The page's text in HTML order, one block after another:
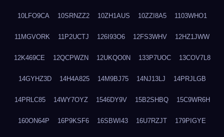
10LFO9CA 10SRNZZ2 10ZH1AUS 10ZZI8A5 1103WHO1
11MGVORK 11P2UCTJ 126I93O6 12FS3WHV 12HZ1JWW
12K469CE 12QCPWZN 12UKQO0N 133P7UOC 13COV7L8
14GYHZ3D 14H4A825 14M9BJ75 14NJ13LJ 14PRJLGB
14PRLC85 14WY7OYZ 1546DY9V 15B2SHBQ 15C9WR6H
160ON64P 16P9KSF6 16SBWI43 16U7RZJT 179PIGYE